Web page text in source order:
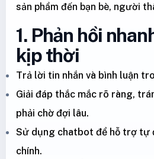
sản phẩm đến bạn bè, người
1. Phản hồi
kịp thời
Trả lời tin nhắn và bình luận
Giải đáp thắc mắc rõ ràng,
phải chờ đợi lâu.
Sử dụng chatbot để hỗ trợ tự
chính.